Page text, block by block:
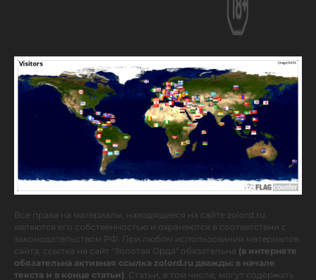
Все права на материалы, находящиеся на сайте zolord.ru,
являются его собственностью и охраняются в соответствии с
законодательством РФ. При любом использовании материалов
сайта, ссылка на сайт "Золотая Орда" обязательна (в интернете
обязательна активная ссылка zolord.ru дважды: в начале
текста и в конце статьи). Статьи, в том числе, могут содержать